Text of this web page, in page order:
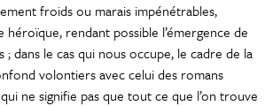
froids ou marais impénétrables,
rendant possible l’émergence de
dans le cas qui nous occupe, le cadre de la
volontiers avec celui des romans
ne signifie pas que tout ce que l’on trouve